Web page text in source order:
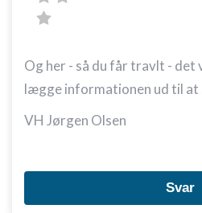
Og her - så du får travlt - det
lægge informationen ud til at
VH Jørgen Olsen
Svar